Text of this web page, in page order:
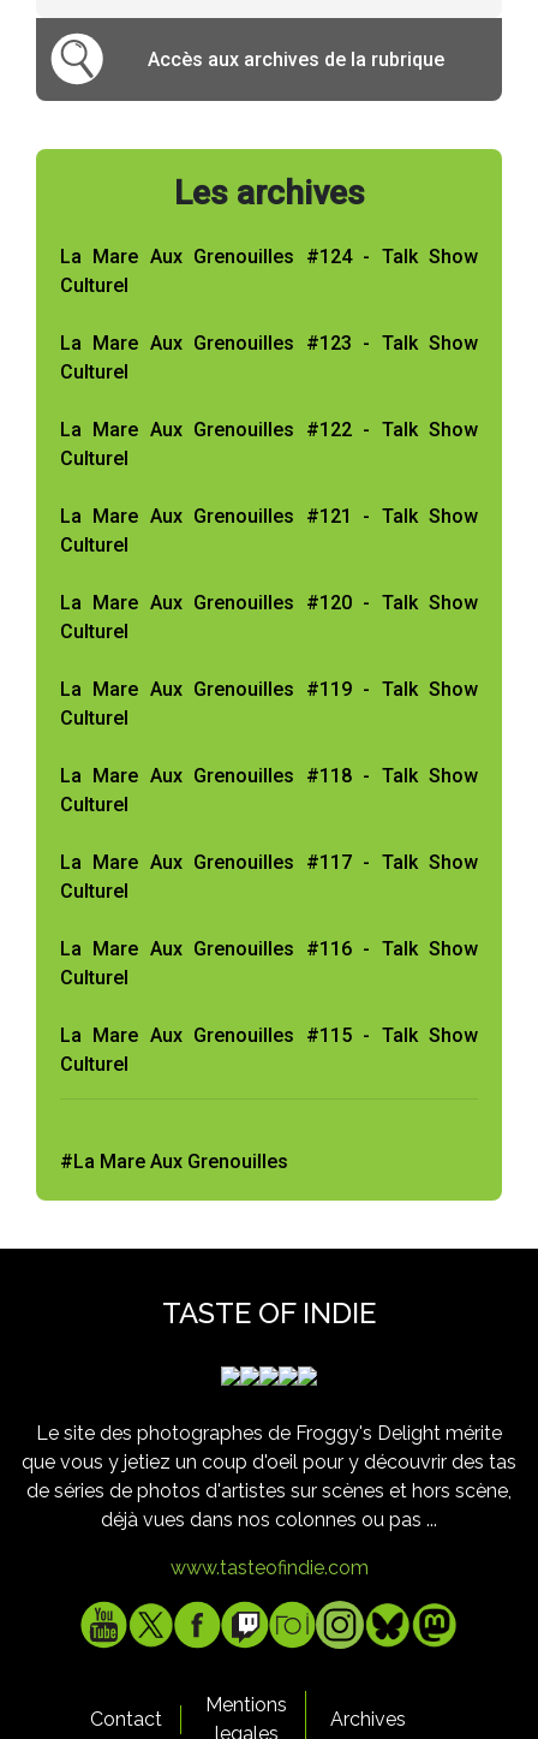
Accès aux archives de la rubrique
Les archives
La Mare Aux Grenouilles #124 - Talk Show
Culturel
La Mare Aux Grenouilles #123 - Talk Show
Culturel
La Mare Aux Grenouilles #122 - Talk Show
Culturel
La Mare Aux Grenouilles #121 - Talk Show
Culturel
La Mare Aux Grenouilles #120 - Talk Show
Culturel
La Mare Aux Grenouilles #119 - Talk Show
Culturel
La Mare Aux Grenouilles #118 - Talk Show
Culturel
La Mare Aux Grenouilles #117 - Talk Show
Culturel
La Mare Aux Grenouilles #116 - Talk Show
Culturel
La Mare Aux Grenouilles #115 - Talk Show
Culturel
#La Mare Aux Grenouilles
TASTE OF INDIE
Le site des photographes de Froggy's Delight mérite
que vous y jetiez un coup d'oeil pour y découvrir des tas
de séries de photos d'artistes sur scènes et hors scène,
déjà vues dans nos colonnes ou pas ...
www.tasteofindie.com
Contact
Mentions
legales
Archives